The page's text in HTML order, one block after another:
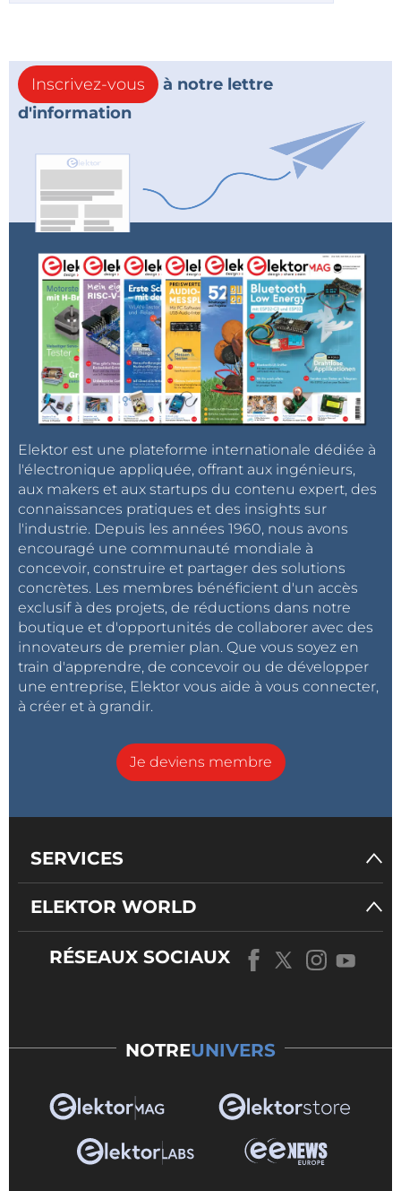
Inscrivez-vous
à notre lettre
d'information
Elektor est une plateforme internationale dédiée à
l'électronique appliquée, offrant aux ingénieurs,
aux makers et aux startups du contenu expert, des
connaissances pratiques et des insights sur
l'industrie. Depuis les années 1960, nous avons
encouragé une communauté mondiale à
concevoir, construire et partager des solutions
concrètes. Les membres bénéficient d'un accès
exclusif à des projets, de réductions dans notre
boutique et d'opportunités de collaborer avec des
innovateurs de premier plan. Que vous soyez en
train d'apprendre, de concevoir ou de développer
une entreprise, Elektor vous aide à vous connecter,
à créer et à grandir.
Je deviens membre
SERVICES
ELEKTOR WORLD
RÉSEAUX SOCIAUX
NOTREUNIVERS